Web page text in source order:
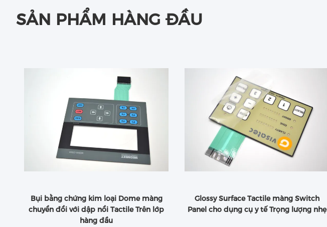
SẢN PHẨM HÀNG ĐẦU
Bụi bằng chứng kim loại Dome màng
chuyển đổi với dập nổi Tactile Trên lớp
hàng đầu
Glossy Surface Tactile màng Switch
Panel cho dụng cụ y tế Trọng lượng nhẹ